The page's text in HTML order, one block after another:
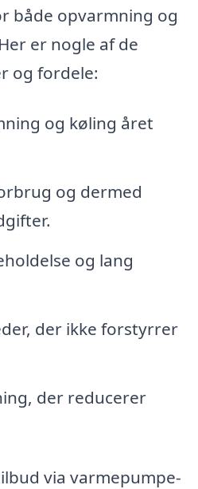
både opvarmning og
er nogle af de
og fordele:
og køling året
og dermed
og lang
der ikke forstyrrer
der reducerer
via varmepumpe-